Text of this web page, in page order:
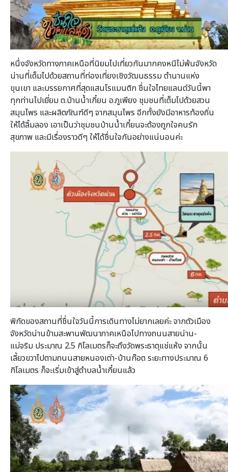
หนึ่งจังหวัดทางภาคเหนือที่นิยมไปเที่ยวกันมากคงหนีไม่พ้นจังหวัด
น่านที่เต็มไปด้วยสถานที่ท่องเที่ยงเชิงวัฒนธรรม ตำนานแห่ง
ขุนเขา และบรรยกาศที่สุดแสนโรแมนติก ชื่นใจไทยแลนด์วันนี้พา
ทุกท่านไปเยี่ยม ต.บ้านน้ำเกี๋ยน อ.ภูเพียง ชุมชนที่เต็มไปด้วยสวน
สมุนไพร และผลิตภัณฑ์ดีๆ จากสมุนไพร อีกทั้งยังมีอาหารท้องถิ่น
ให้ได้ลิ้มลอง เอาเป็นว่าชุมชนบ้านน้ำเกี๋ยนจะต้องถูกใจคนรัก
สุขภาพ และมีเรื่องราวดีๆ ให้ได้ชื่นใจกันอย่างแน่นอนค่ะ
พิกัดของสถานที่ชื่นใจวันนี้การเดินทางไม่ยากเลยค่ะ จากตัวเมือง
จังหวัดน่านข้ามสะพานพัฒนาภาคเหนือไปทางถนนสายน่าน-
แม่จริม ประมาณ 2.5 กิโลเมตรก็จะถึงวัดพระธาตุแช่แห้ง จากนั้น
เลี้ยวขวาไปตามถนนสายหนองเต่า-บ้านก๊อต ระยะทางประมาณ 6
กิโลเมตร ก็จะเริ่มเข้าสู่ตำบลน้ำเกี๋ยนแล้ว